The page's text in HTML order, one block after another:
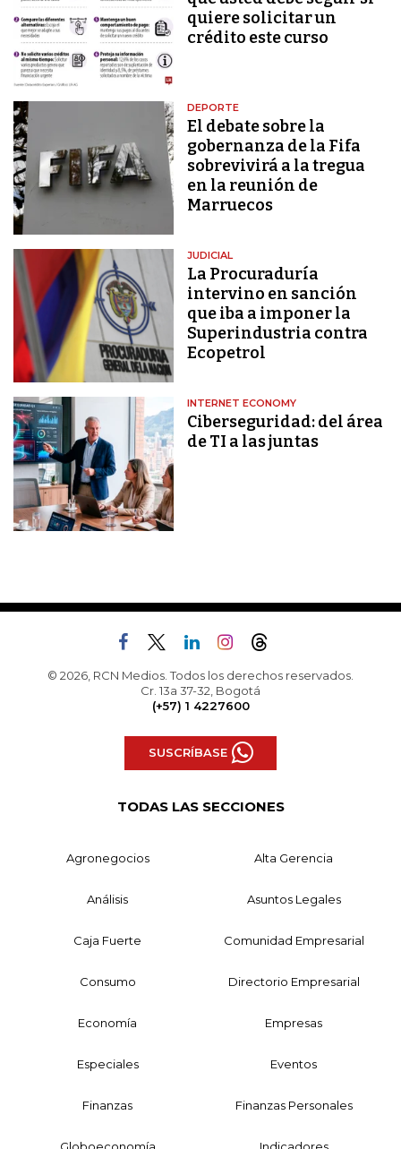
quiere solicitar un
crédito este curso
DEPORTE
El debate sobre la
gobernanza de la Fifa
sobrevivirá a la tregua
en la reunión de
Marruecos
JUDICIAL
La Procuraduría
intervino en sanción
que iba a imponer la
Superindustria contra
Ecopetrol
INTERNET ECONOMY
Ciberseguridad: del área
de TI a las juntas
© 2026, RCN Medios. Todos los derechos reservados.
Cr. 13a 37-32, Bogotá
(+57) 1 4227600
SUSCRÍBASE
TODAS LAS SECCIONES
Agronegocios Alta Gerencia
Análisis Asuntos Legales
Caja Fuerte Comunidad Empresarial
Consumo Directorio Empresarial
Economía Empresas
Especiales Eventos
Finanzas Finanzas Personales
Globoeconomía Indicadores